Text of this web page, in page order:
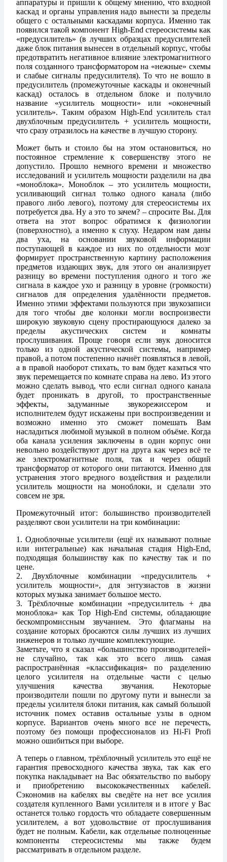
аппаратуры и пришли к общему мнению, что входной
каскад и органы управления надо вынести за пределы
общего с остальными каскадами корпуса. Именно так
появился такой компонент High-End стереосистемы как
«предусилитель» (в лучших образцах предусилителей
даже блок питания вынесен в отдельный корпус, чтобы
предотвратить негативное влияние электромагнитного
поля созданного трансформатором на «нежные» схемы
и слабые сигналы предусилителя). То что не вошло в
предусилитель (промежуточные каскады и оконечный
каскад) осталось в отдельном блоке и получило
название «усилитель мощности» или «оконечный
усилитель». Таким образом High-End усилитель стал
двухблочным предусилитель + усилитель мощности,
что сразу отразилось на качестве в лучшую сторону.
Может быть и стоило бы на этом остановиться, но
постоянное стремление к совершенству этого не
допустило. Прошло немного времени и множество
исследований и усилитель мощности разделили на два
«моноблока». Моноблок – это усилитель мощности,
усиливающий сигнал только одного канала (либо
правого либо левого), поэтому для стереосистемы их
потребуется два. Ну а это то зачем? – спросите Вы. Для
ответа на этот вопрос обратимся к физиологии
(поверхностно), а именно к слуху. Недаром нам даны
два уха, на основании звуковой информации
поступающей в каждое из них по отдельности мозг
формирует пространственную картину расположения
предметов издающих звук, для этого он анализирует
разницу во времени поступления одного и того же
сигнала в каждое ухо и разницу в уровне (громкости)
сигналов для определения удалённости предметов.
Именно этими эффектами пользуются при звукозаписи
для того чтобы две колонки могли воспроизвести
широкую звуковую сцену простирающуюся далеко за
пределы акустических систем и комнаты
прослушивания. Проще говоря если звук доносится
только из одной акустической системы, например
правой, а потом постепенно начнёт появляться в левой,
а в правой наоборот стихать, то вам будет казаться что
звук перемещается по комнате справа на лево. Из этого
можно сделать вывод, что если сигнал одного канала
будет проникать в другой, то пространственные
эффекты, задуманные звукорежиссером и
исполнителем будут искажены при воспроизведении и
возможно именно это сможет помешать Вам
насладиться любимой музыкой в полном объёме. Когда
оба канала усиления заключены в один корпус они
невольно воздействуют друг на друга как через всё те
же электромагнитные поля, так и через общий
трансформатор от которого они питаются. Именно для
устранения этого вредного воздействия и разделили
усилитель мощности на моноблоки, и сделали это
совсем не зря.
Промежуточный итог: большинство производителей
разделяют свои усилители на три комбинации:
1. Одноблочные усилители (ещё их называют полные
или интегральные) как начальная стадия High-End,
подходящая большинству как по качеству так и по
цене.
2. Двухблочные комбинации «предусилитель +
усилитель мощности», для энтузиастов в жизни
которых музыка занимает большое место.
3. Трёхблочные комбинации «предусилитель + два
моноблока» как Top High-End системы, обладающие
бескомпромиссным звучанием. Это флагманы на
создание которых бросаются силы лучших из лучших
инженеров и только лучшие комплектующие.
Заметьте, что я сказал «большинство производителей»
не случайно, так как это всего лишь самая
распространённая «классификация» по разделению
целого усилителя на отдельные части с целью
улучшения качества звучания. Некоторые
производители пошли по другому пути и вынесли за
пределы усилителя блоки питания, как самый большой
источник помех оставив остальные узлы в одном
корпусе. Вариантов очень много все не перечесть,
поэтому без помощи профессионалов из Hi-Fi Profi
можно ошибиться при выборе.
А теперь о главном, трёхблочный усилитель это ещё не
гарантия превосходного качества звука, так как его
покупка накладывает на Вас обязательство по выбору
и приобретению высококачественных кабелей.
Сэкономив на кабелях вы сведёте на нет все усилия
создателя купленного Вами усилителя и в итоге у Вас
останется только гордость что обладаете совершенным
усилителем, а вот удовольствие от прослушивания
будет не полным. Кабели, как отдельные полноценные
компоненты стереосистемы мы также будем
рассматривать в отдельном разделе.